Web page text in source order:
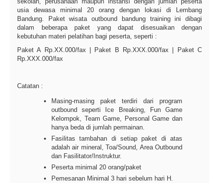
usia dewasa minimal 20 orang dengan lokasi di Lembang
Bandung. Paket wisata outbound bandung training ini dibagi
dalam beberapa paket yang dapat disesuaikan dengan
kebutuhan materi pelatihan bagi peserta, seperti :
Paket A Rp.XX.000/fax | Paket B Rp.XXX.000/fax | Paket C
Rp.XXX.000/fax
Catatan :
Masing-masing paket terdiri dari program
outbound seperti Ice Breaking, Fun Game
Kelompok, Team Game, Personal Game dan
hanya beda di jumlah permainan.
Fasilitas tambahan di setiap paket di atas
adalah air mineral, Toa/Sound, Area Outbound
dan Fasilitator/Instruktur.
Peserta minimal 20 orang/paket
Pemesanan Minimal 3 hari sebelum hari H.